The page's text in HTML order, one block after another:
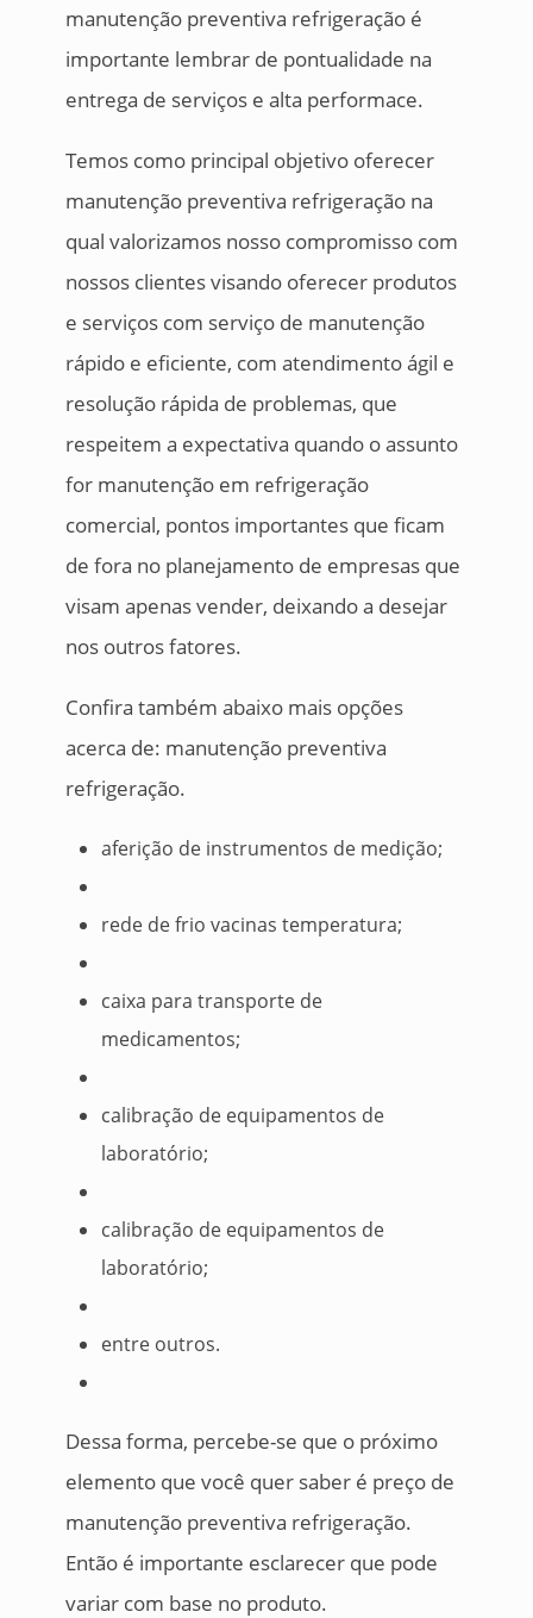
manutenção preventiva refrigeração é
importante lembrar de pontualidade na
entrega de serviços e alta performace.
Temos como principal objetivo oferecer
manutenção preventiva refrigeração na
qual valorizamos nosso compromisso com
nossos clientes visando oferecer produtos
e serviços com serviço de manutenção
rápido e eficiente, com atendimento ágil e
resolução rápida de problemas, que
respeitem a expectativa quando o assunto
for manutenção em refrigeração
comercial, pontos importantes que ficam
de fora no planejamento de empresas que
visam apenas vender, deixando a desejar
nos outros fatores.
Confira também abaixo mais opções
acerca de: manutenção preventiva
refrigeração.
aferição de instrumentos de medição;
rede de frio vacinas temperatura;
caixa para transporte de
medicamentos;
calibração de equipamentos de
laboratório;
calibração de equipamentos de
laboratório;
entre outros.
Dessa forma, percebe-se que o próximo
elemento que você quer saber é preço de
manutenção preventiva refrigeração.
Então é importante esclarecer que pode
variar com base no produto.